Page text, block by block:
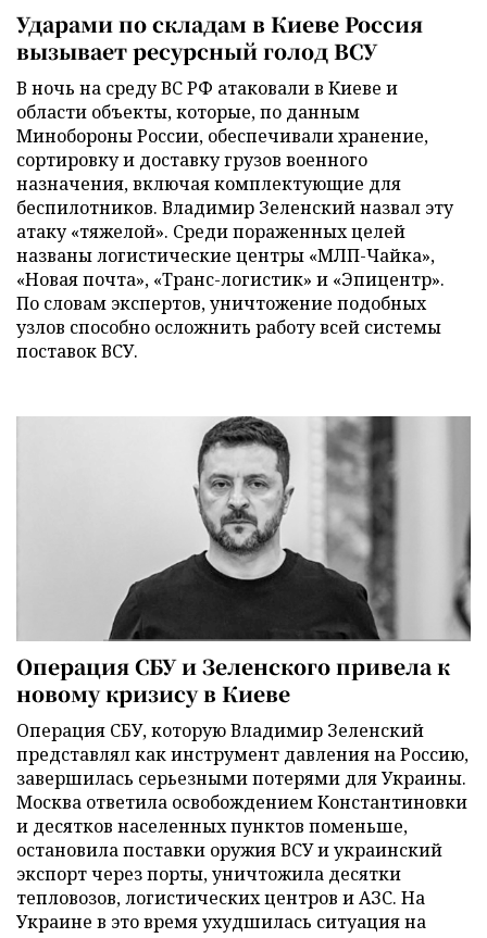
Ударами по складам в Киеве Россия
вызывает ресурсный голод ВСУ
В ночь на среду ВС РФ атаковали в Киеве и
области объекты, которые, по данным
Минобороны России, обеспечивали хранение,
сортировку и доставку грузов военного
назначения, включая комплектующие для
беспилотников. Владимир Зеленский назвал эту
атаку «тяжелой». Среди пораженных целей
названы логистические центры «МЛП-Чайка»,
«Новая почта», «Транс-логистик» и «Эпицентр».
По словам экспертов, уничтожение подобных
узлов способно осложнить работу всей системы
поставок ВСУ.
Операция СБУ и Зеленского привела к
новому кризису в Киеве
Операция СБУ, которую Владимир Зеленский
представлял как инструмент давления на Россию,
завершилась серьезными потерями для Украины.
Москва ответила освобождением Константиновки
и десятков населенных пунктов поменьше,
остановила поставки оружия ВСУ и украинский
экспорт через порты, уничтожила десятки
тепловозов, логистических центров и АЗС. На
Украине в это время ухудшилась ситуация на